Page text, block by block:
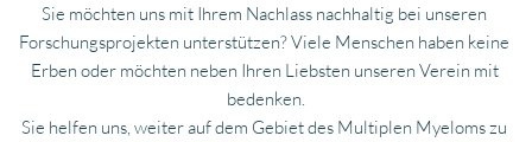
Sie möchten uns mit Ihrem Nachlass nachhaltig bei unseren
Forschungsprojekten unterstützen? Viele Menschen haben keine
Erben oder möchten neben Ihren Liebsten unseren Verein mit
bedenken.
Sie helfen uns, weiter auf dem Gebiet des Multiplen Myeloms zu